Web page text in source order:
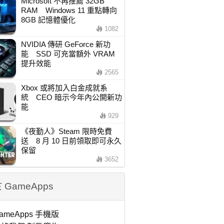
RAM Windows 11 重點轉向
8GB 記憶體優化
1082
NVIDIA 傳研 GeForce 新功
能 SSD 可充當額外 VRAM
提升效能
2565
Xbox 或將加入白金成就系
統 CEO 暗示今年內公開新功
能
929
《夜勤人》Steam 限時免費
送 8 月 10 日前領取即可永久
保留
3652
GameApps
手機版